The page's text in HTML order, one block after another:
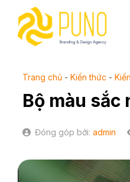
content
Trang chủ - Kiến thức -
Bộ màu
Đóng góp bởi: admin